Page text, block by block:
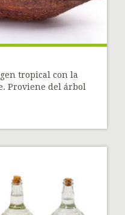
tropical con la
Proviene del árbol